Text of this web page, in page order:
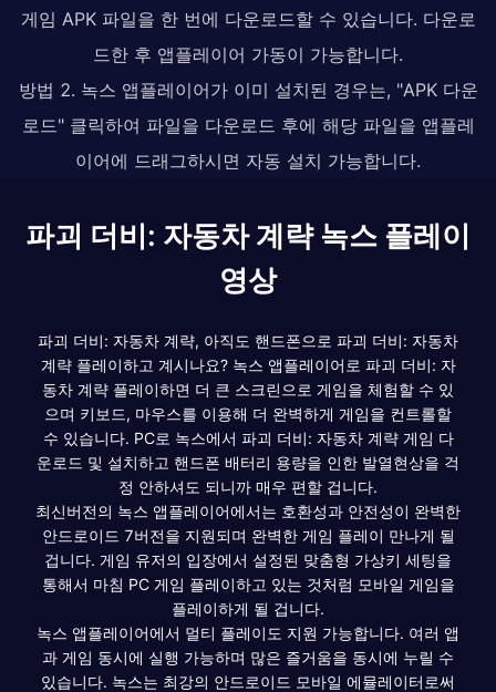
게임 APK 파일을 한 번에 다운로드할 수 있습니다. 다운로
드한 후 앱플레이어 가동이 가능합니다.
방법 2. 녹스 앱플레이어가 이미 설치된 경우는, "APK 다운
로드" 클릭하여 파일을 다운로드 후에 해당 파일을 앱플레
이어에 드래그하시면 자동 설치 가능합니다.
파괴 더비: 자동차 계략 녹스 플레이
영상
파괴 더비: 자동차 계략, 아직도 핸드폰으로 파괴 더비: 자동차
계략 플레이하고 계시나요? 녹스 앱플레이어로 파괴 더비: 자
동차 계략 플레이하면 더 큰 스크린으로 게임을 체험할 수 있
으며 키보드, 마우스를 이용해 더 완벽하게 게임을 컨트롤할
수 있습니다. PC로 녹스에서 파괴 더비: 자동차 계략 게임 다
운로드 및 설치하고 핸드폰 배터리 용량을 인한 발열현상을 걱
정 안하셔도 되니까 매우 편할 겁니다.
최신버전의 녹스 앱플레이어에서는 호환성과 안전성이 완벽한
안드로이드 7버전을 지원되며 완벽한 게임 플레이 만나게 될
겁니다. 게임 유저의 입장에서 설정된 맞춤형 가상키 세팅을
통해서 마침 PC 게임 플레이하고 있는 것처럼 모바일 게임을
플레이하게 될 겁니다.
녹스 앱플레이어에서 멀티 플레이도 지원 가능합니다. 여러 앱
과 게임 동시에 실행 가능하며 많은 즐거움을 동시에 누릴 수
있습니다. 녹스는 최강의 안드로이드 모바일 에뮬레이터로써